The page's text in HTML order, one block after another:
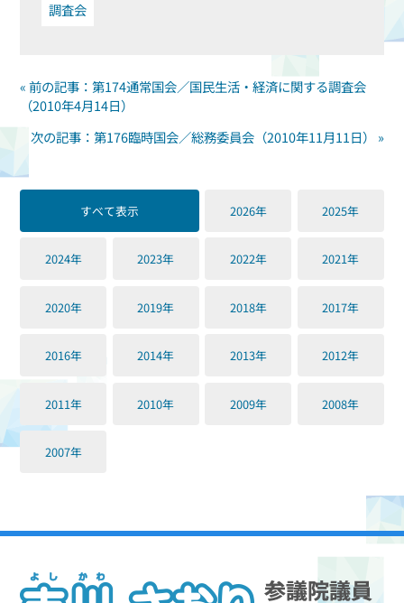
調査会
« 前の記事：第174通常国会／国民生活・経済に関する調査会
（2010年4月14日）
次の記事：第176臨時国会／総務委員会（2010年11月11日） »
すべて表示 2026年 2025年
2024年 2023年 2022年 2021年
2020年 2019年 2018年 2017年
2016年 2014年 2013年 2012年
2011年 2010年 2009年 2008年
2007年